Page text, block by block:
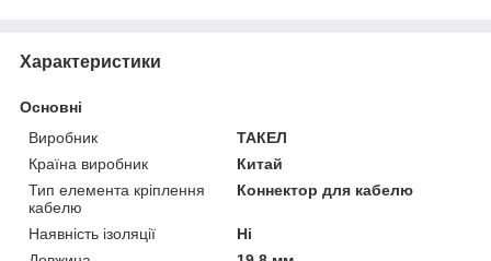
Характеристики
Основні
Виробник
ТАКЕЛ
Країна виробник
Китай
Тип елемента кріплення
кабелю
Коннектор для кабелю
Наявність ізоляції
Ні